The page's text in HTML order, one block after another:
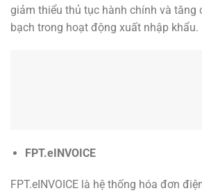
giảm thiểu thủ tục hành chính và tăng
bạch trong hoạt động xuất nhập khẩu.
FPT.eINVOICE
FPT.eINVOICE là hệ thống hóa đơn